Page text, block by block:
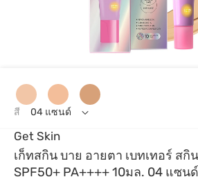
Get Skin
เก็ทสกิน บาย อายตา เบทเทอร์ สกิ
SPF50+ PA++++ 10มล. 04 แซนด์
สี 04 แซนด์